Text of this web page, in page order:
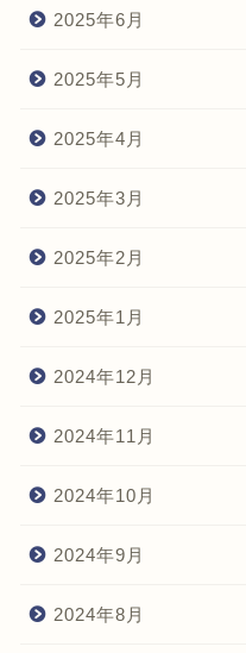
2025年6月
2025年5月
2025年4月
2025年3月
2025年2月
2025年1月
2024年12月
2024年11月
2024年10月
2024年9月
2024年8月